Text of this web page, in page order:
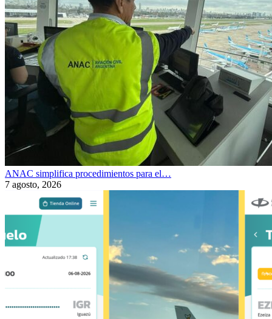
ANAC simplifica procedimientos para el…
7 agosto, 2026